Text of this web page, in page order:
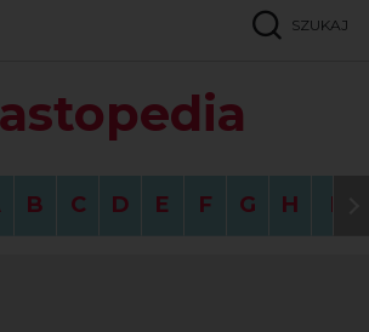
SZUKAJ
B C D E F G H I